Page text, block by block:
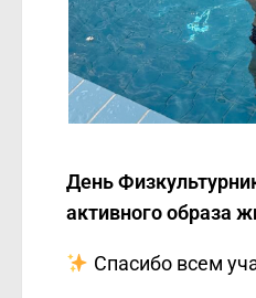
День
активного образа
Спасибо всем